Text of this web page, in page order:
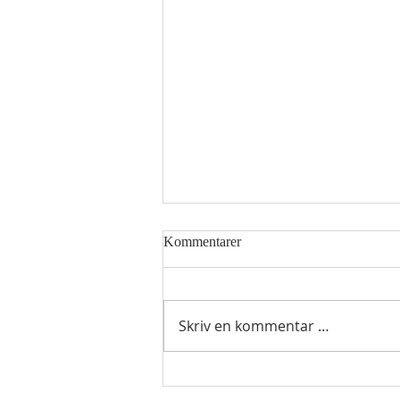
Hellig sky 7.august
Kommentarer
Skriv en kommentar …